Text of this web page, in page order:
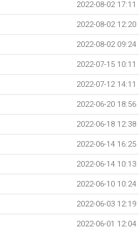
2022-08-02 17:11
2022-08-02 12:20
2022-08-02 09:24
2022-07-15 10:11
2022-07-12 14:11
2022-06-20 18:56
2022-06-18 12:38
2022-06-14 16:25
2022-06-14 10:13
2022-06-10 10:24
2022-06-03 12:19
2022-06-01 12:04